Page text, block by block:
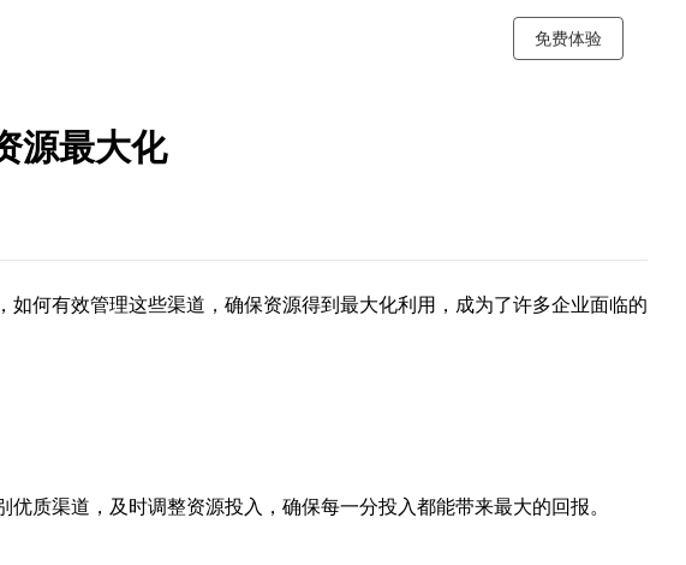
免费体验
源最大化
何有效管理这些渠道，确保资源得到最大化利用，成为了许多企业面临的
质渠道，及时调整资源投入，确保每一分投入都能带来最大的回报。